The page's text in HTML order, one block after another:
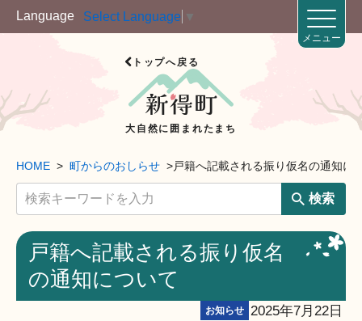
Language Select Language
トップへ戻る
大自然に囲まれたまち
メニュー
HOME 町からのおしらせ 戸籍へ記載される振り仮名の通知に
検索
戸籍へ記載される振り仮名
の通知について
2025年7月22日
お知らせ